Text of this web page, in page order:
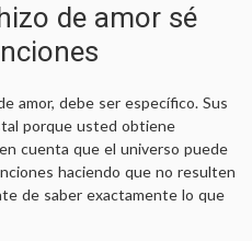
de amor sé
amor, debe ser específico. Sus
porque usted obtiene
cuenta que el universo puede
haciendo que no resulten
de saber exactamente lo que